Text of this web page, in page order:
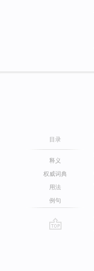
目录
释义
权威词典
用法
例句